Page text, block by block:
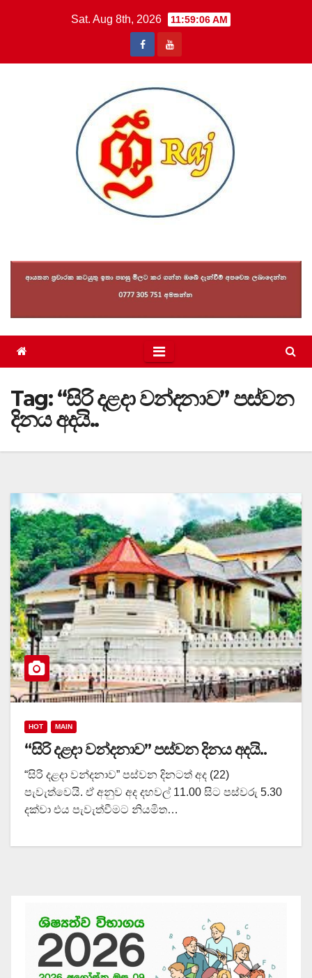
Sat. Aug 8th, 2026 11:59:07 AM
Tag:“සිරි දළදා වන්දනාව” පස්වන
දිනය අදයි..
HOT MAIN
“සිරි දළදා වන්දනාව” පස්වන දිනය අදයි..
“සිරි දළදා වන්දනාව” පස්වන දිනටත් අද (22)
පැවැත්වෙයි. ඒ අනුව අද දහවල් 11.00 සිට පස්වරු 5.30
දක්වා එය පැවැත්වීමට නියමිත…